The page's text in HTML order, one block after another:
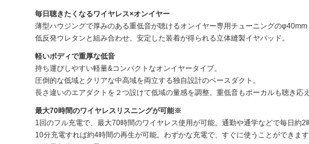
毎日聴きたくなるワイヤレス×オンイヤー
薄型ハウジングで厚みのある重低音が聴けるオンイヤー専用チューニングのφ40mm
低反発ウレタンと組み合わせ、安定した装着が得られる立体縫製イヤパッド。
軽いボディで重厚な低音
持ち運びしやすい軽量&コンパクトなオンイヤータイプ。
圧倒的な低域とクリアな中高域を両立する独自設計のベースダクト。
長さ違いのエアダクトを２つ設けて低域の量感を調整。重低音もボーカルも聴き応
最大70時間のワイヤレスリスニングが可能※
1回のフル充電で、最大70時間のワイヤレス使用が可能。通勤や通学などで毎日約
10分充電すれば約4時間の再生が可能。わずかな充電で、すぐに使うことができます